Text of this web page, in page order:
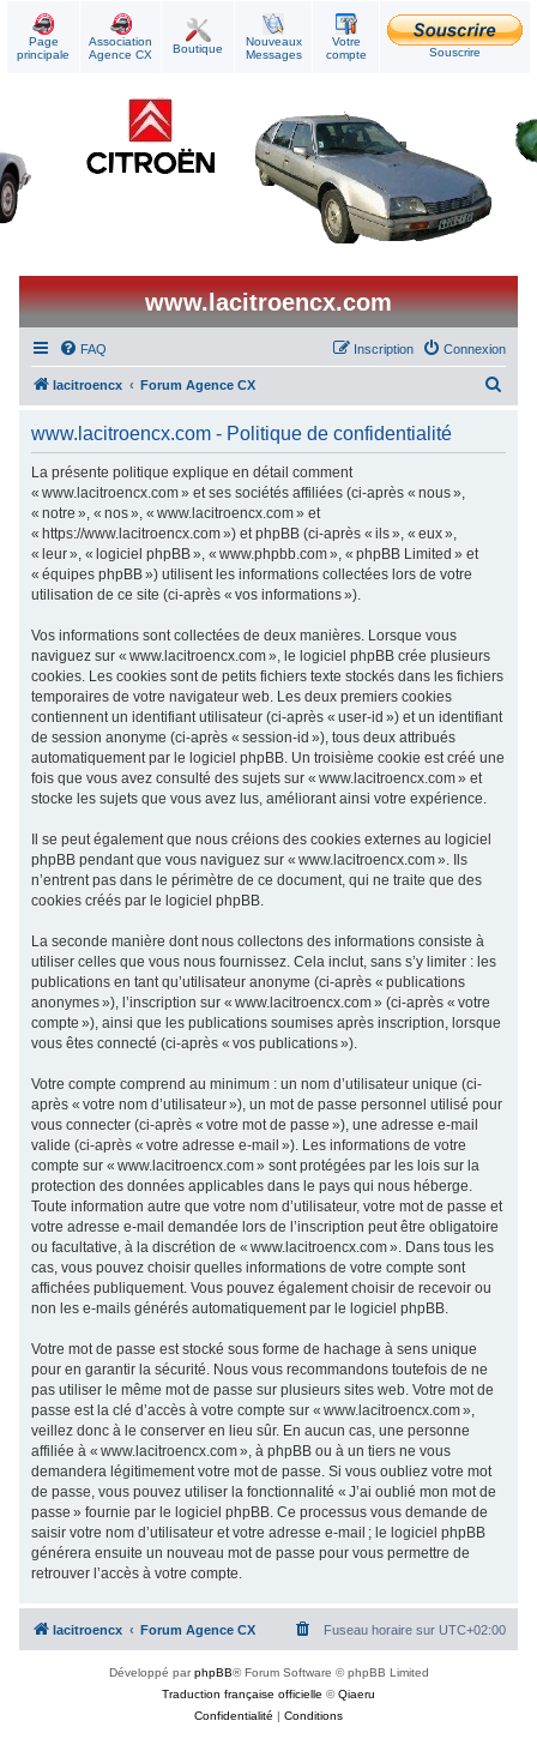
Page
principale
Association
Agence CX
Boutique
Nouveaux
Messages
Votre
compte
Souscrire
www.lacitroencx.com
FAQ Connexion
Inscription
lacitroencx Forum Agence CX
www.lacitroencx.com - Politique de confidentialité
La présente politique explique en détail comment
« www.lacitroencx.com » et ses sociétés affiliées (ci-après « nous »,
« notre », « nos », « www.lacitroencx.com » et
« https://www.lacitroencx.com ») et phpBB (ci-après « ils », « eux »,
« leur », « logiciel phpBB », « www.phpbb.com », « phpBB Limited » et
« équipes phpBB ») utilisent les informations collectées lors de votre
utilisation de ce site (ci-après « vos informations »).
Vos informations sont collectées de deux manières. Lorsque vous
naviguez sur « www.lacitroencx.com », le logiciel phpBB crée plusieurs
cookies. Les cookies sont de petits fichiers texte stockés dans les fichiers
temporaires de votre navigateur web. Les deux premiers cookies
contiennent un identifiant utilisateur (ci-après « user-id ») et un identifiant
de session anonyme (ci-après « session-id »), tous deux attribués
automatiquement par le logiciel phpBB. Un troisième cookie est créé une
fois que vous avez consulté des sujets sur « www.lacitroencx.com » et
stocke les sujets que vous avez lus, améliorant ainsi votre expérience.
Il se peut également que nous créions des cookies externes au logiciel
phpBB pendant que vous naviguez sur « www.lacitroencx.com ». Ils
n’entrent pas dans le périmètre de ce document, qui ne traite que des
cookies créés par le logiciel phpBB.
La seconde manière dont nous collectons des informations consiste à
utiliser celles que vous nous fournissez. Cela inclut, sans s’y limiter : les
publications en tant qu’utilisateur anonyme (ci-après « publications
anonymes »), l’inscription sur « www.lacitroencx.com » (ci-après « votre
compte »), ainsi que les publications soumises après inscription, lorsque
vous êtes connecté (ci-après « vos publications »).
Votre compte comprend au minimum : un nom d’utilisateur unique (ci-
après « votre nom d’utilisateur »), un mot de passe personnel utilisé pour
vous connecter (ci-après « votre mot de passe »), une adresse e-mail
valide (ci-après « votre adresse e-mail »). Les informations de votre
compte sur « www.lacitroencx.com » sont protégées par les lois sur la
protection des données applicables dans le pays qui nous héberge.
Toute information autre que votre nom d’utilisateur, votre mot de passe et
votre adresse e-mail demandée lors de l’inscription peut être obligatoire
ou facultative, à la discrétion de « www.lacitroencx.com ». Dans tous les
cas, vous pouvez choisir quelles informations de votre compte sont
affichées publiquement. Vous pouvez également choisir de recevoir ou
non les e-mails générés automatiquement par le logiciel phpBB.
Votre mot de passe est stocké sous forme de hachage à sens unique
pour en garantir la sécurité. Nous vous recommandons toutefois de ne
pas utiliser le même mot de passe sur plusieurs sites web. Votre mot de
passe est la clé d’accès à votre compte sur « www.lacitroencx.com »,
veillez donc à le conserver en lieu sûr. En aucun cas, une personne
affiliée à « www.lacitroencx.com », à phpBB ou à un tiers ne vous
demandera légitimement votre mot de passe. Si vous oubliez votre mot
de passe, vous pouvez utiliser la fonctionnalité « J’ai oublié mon mot de
passe » fournie par le logiciel phpBB. Ce processus vous demande de
saisir votre nom d’utilisateur et votre adresse e-mail ; le logiciel phpBB
générera ensuite un nouveau mot de passe pour vous permettre de
retrouver l’accès à votre compte.
lacitroencx Forum Agence CX Fuseau horaire sur UTC+02:00
Développé parphpBB® Forum Software © phpBB Limited
Traduction française officielle ©Qiaeru
Confidentialité | Conditions